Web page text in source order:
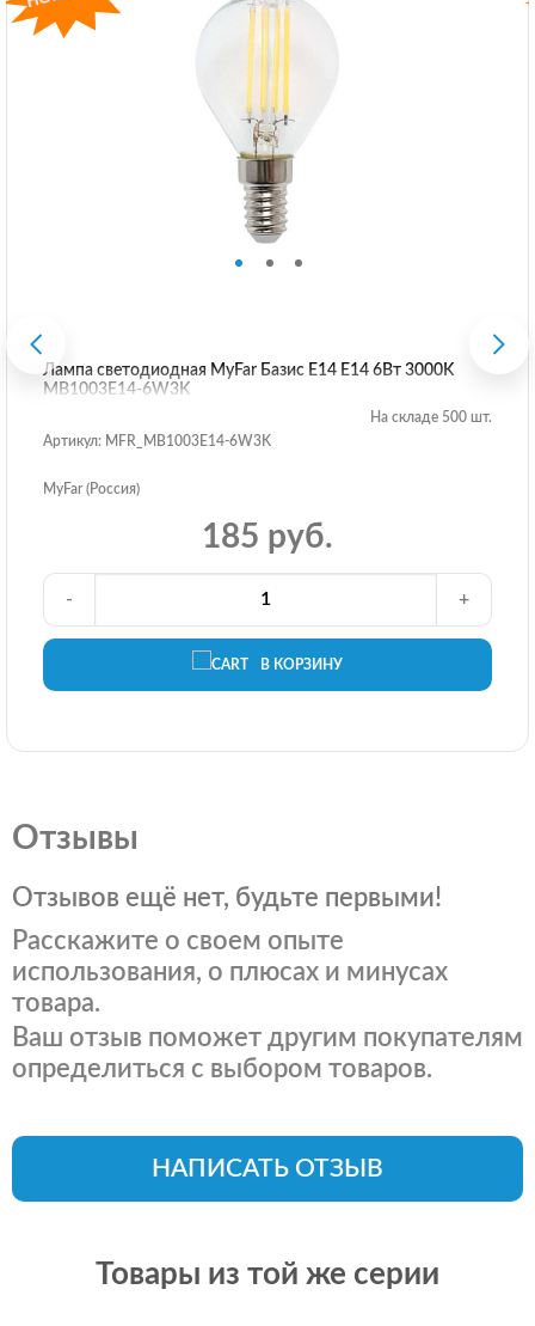
Лампа светодиодная MyFar Базис E14 E14 6Вт 3000K
MB1003E14-6W3K
На складе 500 шт.
Артикул: MFR_MB1003E14-6W3K
MyFar (Россия)
185 руб.
В КОРЗИНУ
- +
Отзывы
Отзывов ещё нет, будьте первыми!
Расскажите о своем опыте
использования, о плюсах и минусах
товара.
Ваш отзыв поможет другим покупателям
определиться с выбором товаров.
НАПИСАТЬ ОТЗЫВ
Товары из той же серии